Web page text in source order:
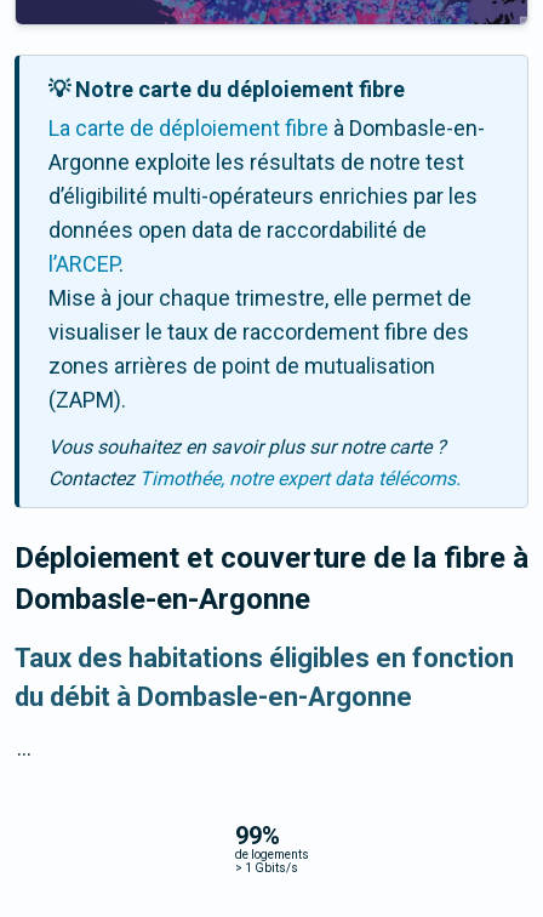
💡 Notre carte du déploiement fibre
La carte de déploiement fibre à Dombasle-en-
Argonne exploite les résultats de notre test
d’éligibilité multi-opérateurs enrichies par les
données open data de raccordabilité de
l’ARCEP.
Mise à jour chaque trimestre, elle permet de
visualiser le taux de raccordement fibre des
zones arrières de point de mutualisation
(ZAPM).
Vous souhaitez en savoir plus sur notre carte ?
Contactez Timothée, notre expert data télécoms.
Déploiement et couverture de la fibre à
Dombasle-en-Argonne
Taux des habitations éligibles en fonction
du débit à Dombasle-en-Argonne
99%
de logements
> 1 Gbits/s
...